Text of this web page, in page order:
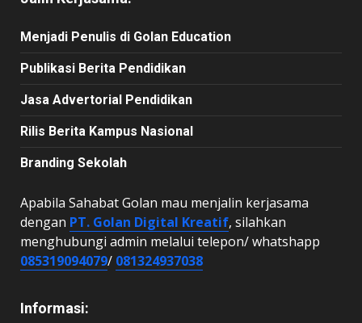
Menjadi Penulis di Golan Education
Publikasi Berita Pendidikan
Jasa Advertorial Pendidikan
Rilis Berita Kampus Nasional
Branding Sekolah
Apabila Sahabat Golan mau menjalin kerjasama
dengan PT. Golan Digital Kreatif, silahkan
menghubungi admin melalui telepon/ whatshapp
085319094079/ 081324937038
Informasi: